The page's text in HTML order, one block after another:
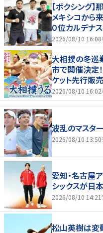
【ボクシング
メキシコから
０位カルデナス
井上拓真と再
2026/08/10 16:08
大相撲の冬巡
市で開催決定
ケット先行販
2026/08/10 16:02
波乱のマスタ
2026/08/10 13:50
愛知・名古屋
シックスが日
2026/08/10 14:21
松山英樹は変